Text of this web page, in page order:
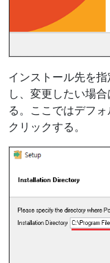
インストール先を
し、変更したい場
る。ここではデフ
クリックする。